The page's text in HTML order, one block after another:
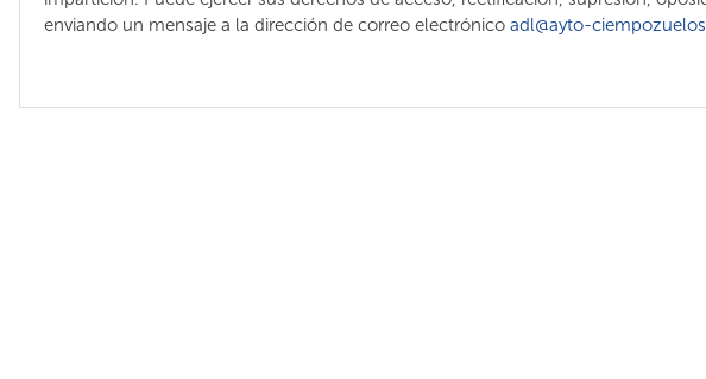
enviando un mensaje a la dirección de correo electrónico adl@ayto-